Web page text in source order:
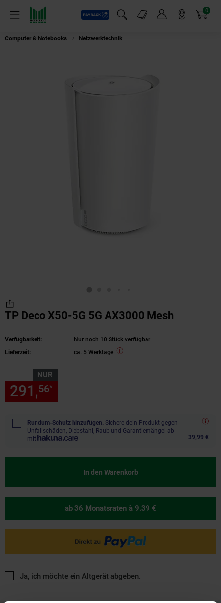
Menü
Payback
Suchfeld einblenden
Markt-Angebote 0
Artikel
Computer & Notebooks Netzwerktechnik
TP Deco X50-5G 5G AX3000 Mesh
Verfügbarkeit:
Nur noch 10 Stück verfügbar
Lieferzeit:
ca. 5 Werktage
NUR
291,56*
Rundum-Schutz hinzufügen. Sichere dein Produkt gegen
Unfallschäden, Diebstahl, Raub und Garantiemängel ab
mit
39,99 €
In den Warenkorb
ab 36 Monatsraten à 9.39 €
Ja, ich möchte ein Altgerät abgeben.